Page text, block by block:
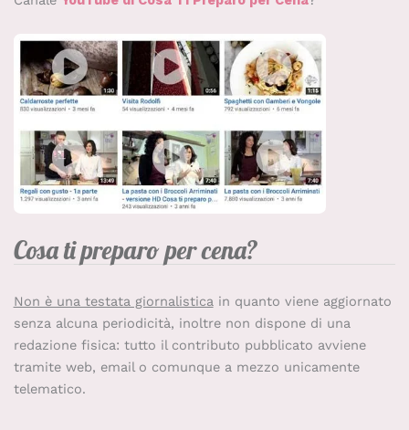
Cosa ti preparo per cena?
Non è una testata giornalisticain quanto viene aggiornato
senza alcuna periodicità, inoltre non dispone di una
redazione fisica: tutto il contributo pubblicato avviene
tramite web, email o comunque a mezzo unicamente
telematico.